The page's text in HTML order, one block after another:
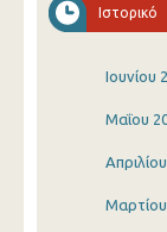
Ιστορικό
Ιουνίου
Μαΐου